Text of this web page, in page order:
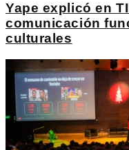
Yape explicó en
comunicación
culturales